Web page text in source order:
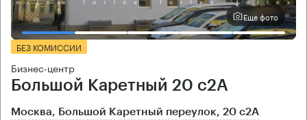
Еще фото
БЕЗ КОМИССИИ
Бизнес-центр
Большой Каретный 20 с2А
Москва, Большой Каретный переулок, 20 с2А